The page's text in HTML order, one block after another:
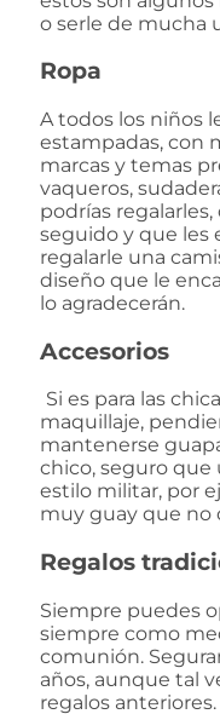
o serle de mucha
Ropa
A todos los niños
estampadas, con
marcas y temas
vaqueros,
podrías
seguido y que les
regalarle una
diseño que le
lo agradecerán.
Accesorios
Si es para las
maquillaje,
mantenerse
chico, seguro que
estilo militar, por
muy guay que no
Regalos
Siempre puedes
siempre como
comunión.
años, aunque tal
regalos anteriores.